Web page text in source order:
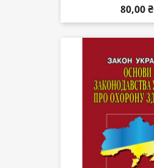
80,00 ₴